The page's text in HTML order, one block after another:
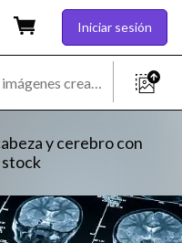
Iniciar sesión
y cerebro con
stock